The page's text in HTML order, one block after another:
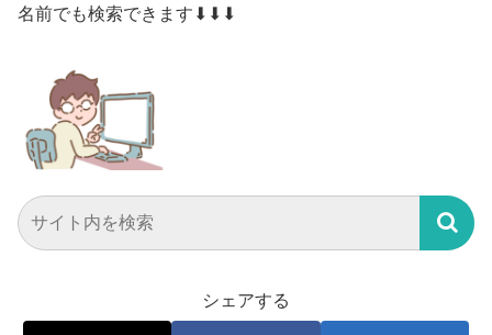
名前でも検索できます⬇⬇⬇
シェアする